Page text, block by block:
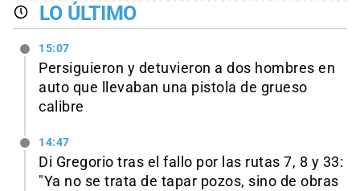
LO ÚLTIMO
15:07
Persiguieron y detuvieron a dos hombres en
auto que llevaban una pistola de grueso
calibre
14:47
Di Gregorio tras el fallo por las rutas 7, 8 y 33:
"Ya no se trata de tapar pozos, sino de obras